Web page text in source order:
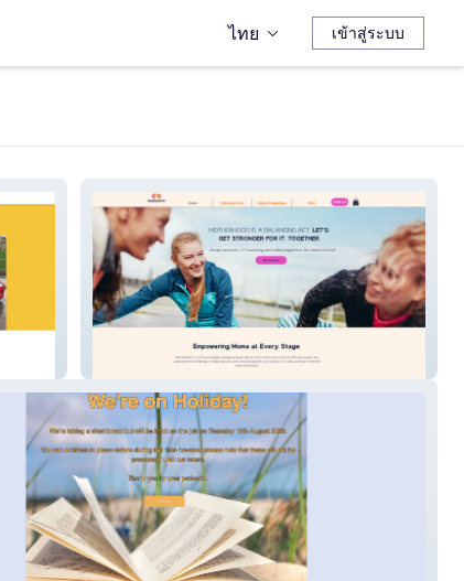
ไทย เข้าสู่ระบบ
Mom Power Fit